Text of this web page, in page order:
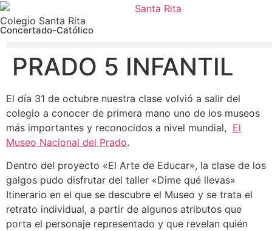
Colegio Santa Rita
Concertado-Católico
PRADO 5 INFANTIL
El día 31 de octubre nuestra clase volvió a salir del
colegio a conocer de primera mano uno de los museos
más importantes y reconocidos a nivel mundial, El
Museo Nacional del Prado.
Dentro del proyecto «El Arte de Educar», la clase de los
galgos pudo disfrutar del taller «Dime qué llevas»
Itinerario en el que se descubre el Museo y se trata el
retrato individual, a partir de algunos atributos que
porta el personaje representado y que revelan quién